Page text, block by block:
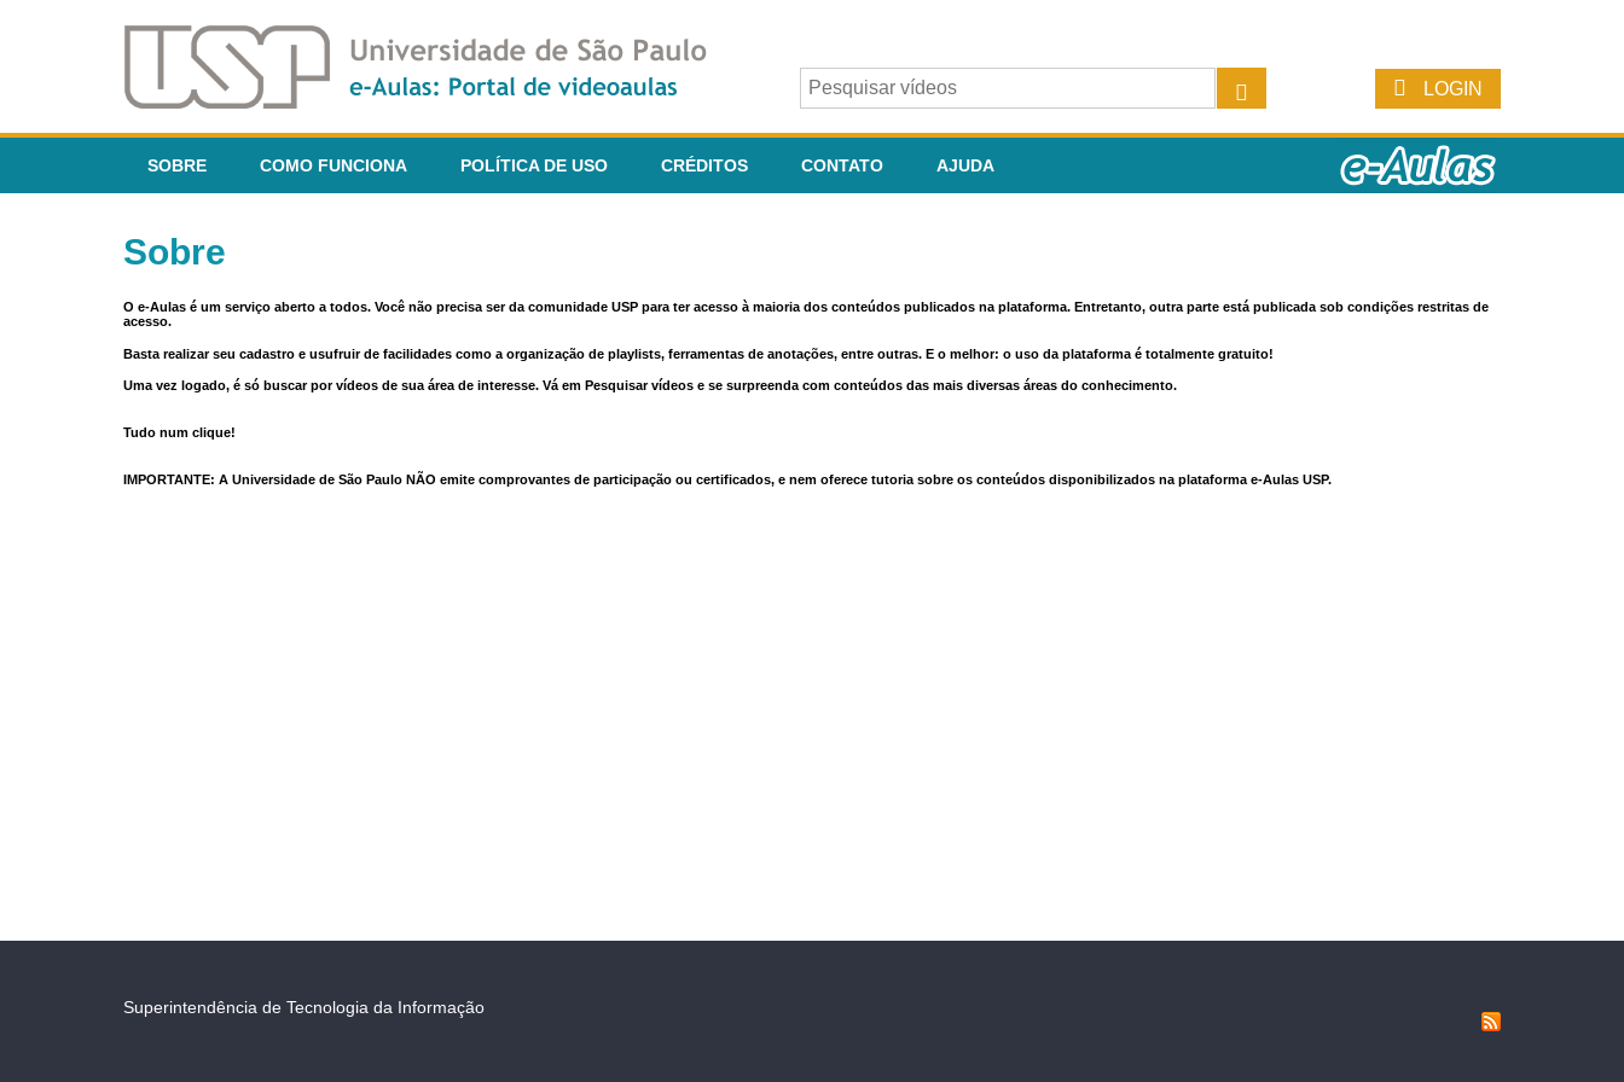
LOGIN
SOBRE COMO FUNCIONA POLÍTICA DE USO CRÉDITOS CONTATO AJUDA
Sobre
O e-Aulas é um serviço aberto a todos. Você não precisa ser da comunidade USP para ter acesso à maioria dos conteúdos publicados na plataforma. Entretanto, outra parte está publicada sob condições restritas de
acesso.
Basta realizar seu cadastro e usufruir de facilidades como a organização de playlists, ferramentas de anotações, entre outras. E o melhor: o uso da plataforma é totalmente gratuito!
Uma vez logado, é só buscar por vídeos de sua área de interesse. Vá em Pesquisar vídeos e se surpreenda com conteúdos das mais diversas áreas do conhecimento.
Tudo num clique!
IMPORTANTE: A Universidade de São Paulo NÃO emite comprovantes de participação ou certificados, e nem oferece tutoria sobre os conteúdos disponibilizados na plataforma e-Aulas USP.
Superintendência de Tecnologia da Informação